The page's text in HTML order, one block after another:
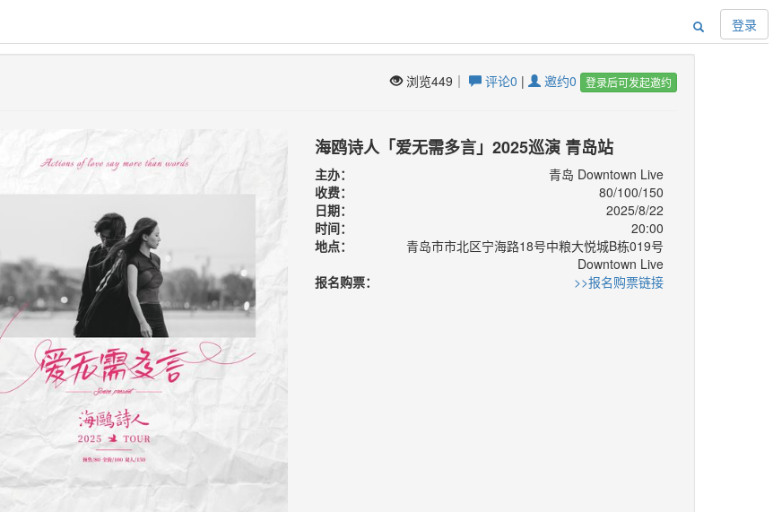
登录
浏览449｜ 评论0 | 邀约0 登录后可发起邀约
海鸥诗人「爱无需多言」2025巡演 青岛站
主办：
青岛 Downtown Live
收费：
80/100/150
日期：
2025/8/22
时间：
20:00
地点：
青岛市市北区宁海路18号中粮大悦城B栋019号
Downtown Live
报名购票：
>>报名购票链接